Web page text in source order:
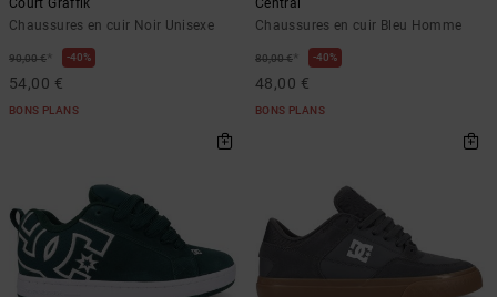
Court Graffik
Chaussures en cuir Noir Unisexe
90,00 €* 40%
54,00 €
BONS PLANS
Central
Chaussures en cuir Bleu Homme
80,00 €* 40%
48,00 €
BONS PLANS